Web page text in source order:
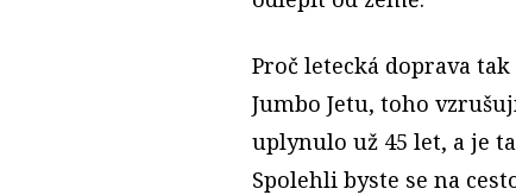
Proč letecká doprava
Jumbo Jetu, toho
uplynulo už 45 let, a je
Spolehli byste se na